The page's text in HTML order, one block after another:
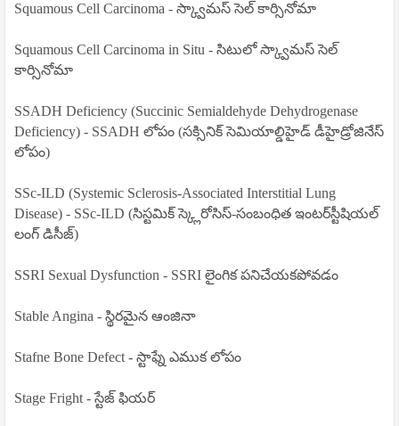
Squamous Cell Carcinoma - స్క్వామస్ సెల్ కార్సినోమా
Squamous Cell Carcinoma in Situ - సిటులో స్క్వామస్ సెల్
కార్సినోమా
SSADH Deficiency (Succinic Semialdehyde Dehydrogenase
Deficiency) - SSADH లోపం (సక్సినిక్ సెమియాల్డిహైడ్ డీహైడ్రోజినేస్
లోపం)
SSc-ILD (Systemic Sclerosis-Associated Interstitial Lung
Disease) - SSc-ILD (సిస్టమిక్ స్క్లెరోసిస్-సంబంధిత ఇంటర్‌స్టీషియల్
లంగ్ డిసీజ్)
SSRI Sexual Dysfunction - SSRI లైంగిక పనిచేయకపోవడం
Stable Angina - స్థిరమైన ఆంజినా
Stafne Bone Defect - స్టాఫ్నే ఎముక లోపం
Stage Fright - స్టేజ్ ఫియర్